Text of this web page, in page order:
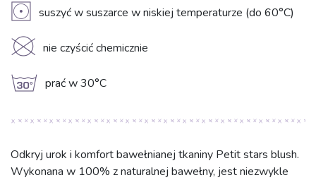
V suszyć w suszarce w niskiej temperaturze (do 60°C)
K nie czyścić chemicznie
g prać w 30°C
Odkryj urok i komfort bawełnianej tkaniny Petit stars blush.
Wykonana w 100% z naturalnej bawełny, jest niezwykle